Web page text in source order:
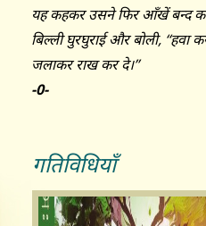
यह कहकर उसने फिर आँखें बन्द कर
बिल्ली घुरघुराई और बोली,
जलाकर राख कर दे।’’
-0-
गतिविधियाँ